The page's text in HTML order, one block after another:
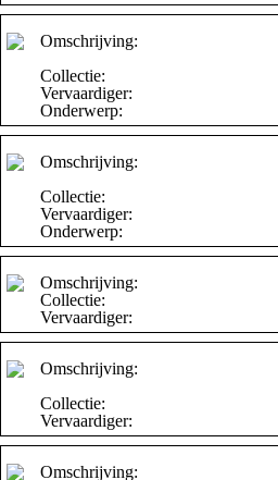
Omschrijving:
Collectie:
Vervaardiger:
Onderwerp:
Omschrijving:
Collectie:
Vervaardiger:
Onderwerp:
Omschrijving:
Collectie:
Vervaardiger:
Omschrijving:
Collectie:
Vervaardiger:
Omschrijving: